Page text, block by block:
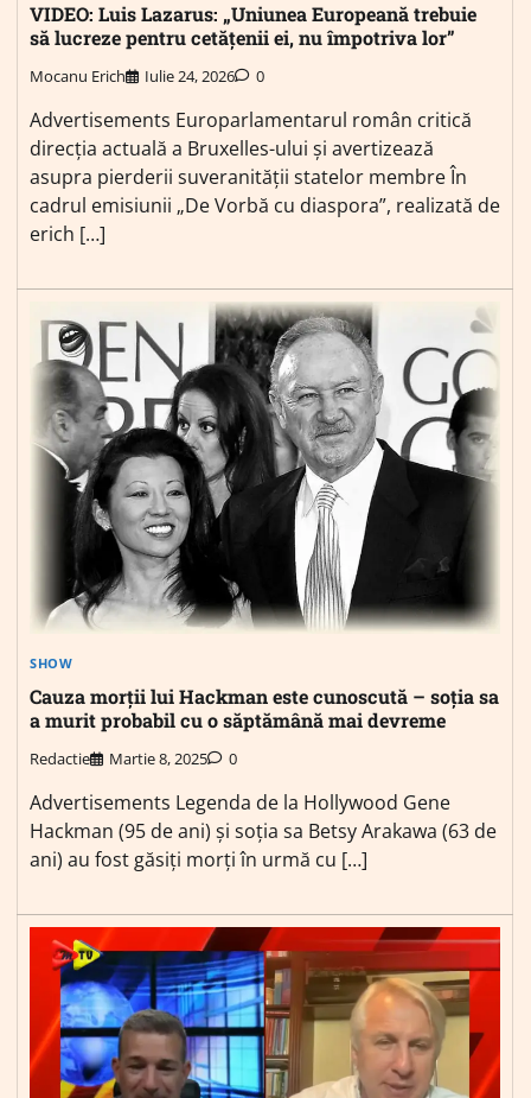
VIDEO: Luis Lazarus: „Uniunea Europeană trebuie
să lucreze pentru cetățenii ei, nu împotriva lor”
Mocanu Erich Iulie 24, 2026 0
Advertisements Europarlamentarul român critică
direcția actuală a Bruxelles-ului și avertizează
asupra pierderii suveranității statelor membre În
cadrul emisiunii „De Vorbă cu diaspora”, realizată de
erich […]
SHOW
Cauza morții lui Hackman este cunoscută – soția sa
a murit probabil cu o săptămână mai devreme
Redactie Martie 8, 2025 0
Advertisements Legenda de la Hollywood Gene
Hackman (95 de ani) și soția sa Betsy Arakawa (63 de
ani) au fost găsiți morți în urmă cu […]